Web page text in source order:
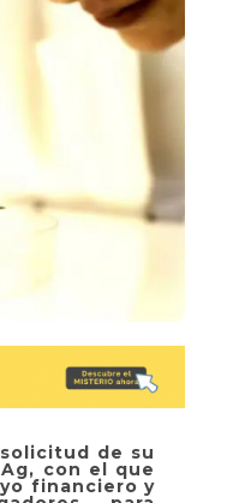
de su
con el que
financiero y